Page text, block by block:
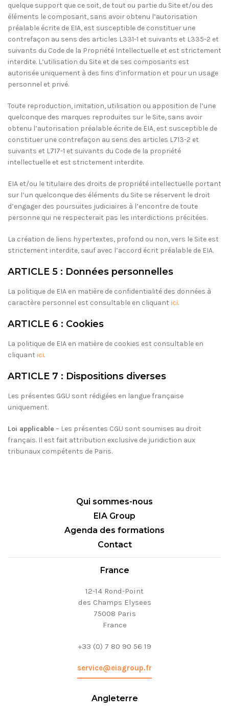
quelque support que ce soit, de tout ou partie du Site et/ou des
éléments le composant, sans avoir obtenu l’autorisation
préalable écrite de EIA, est susceptible de constituer une
contrefaçon au sens des articles L331-1 et suivants et L335-2 et
suivants du Code de la Propriété Intellectuelle et est strictement
interdite. L’utilisation du Site et de ses composants est
autorisée uniquement à des fins d’information et pour un usage
personnel et privé.
Toute reproduction, imitation, utilisation ou apposition de l’une
quelconque des marques reproduites sur le Site, sans avoir
obtenu l’autorisation préalable écrite de EIA, est susceptible de
constituer une contrefaçon au sens des articles L713-2 et
suivants et L717-1 et suivants du Code de la propriété
intellectuelle et est strictement interdite.
EIA et/ou le titulaire des droits de propriété intellectuelle portant
sur l’un quelconque des éléments du Site se réservent le droit
d’engager des poursuites judiciaires à l’encontre de toute
personne qui ne respecterait pas les interdictions précitées.
La création de liens hypertextes, profond ou non, vers le Site est
strictement interdite, sauf avec l’accord écrit préalable de EIA.
ARTICLE 5 : Données personnelles
La politique de EIA en matière de confidentialité des données à
caractère personnel est consultable en cliquant ici.
ARTICLE 6 : Cookies
La politique de EIA en matière de cookies est consultable en
cliquant ici.
ARTICLE 7 : Dispositions diverses
Les présentes GGU sont rédigées en langue française
uniquement.
Loi applicable – Les présentes CGU sont soumises au droit
français. Il est fait attribution exclusive de juridiction aux
tribunaux compétents de Paris.
Qui sommes-nous
EIA Group
Agenda des formations
Contact
France
12-14 Rond-Point
des Champs Elysees
75008 Paris
France
+33 (0) 7 80 90 56 19
service@eiagroup.fr
Angleterre